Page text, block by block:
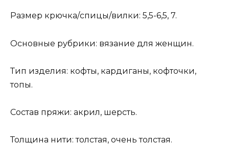
Размер крючка/спицы/вилки: 5,5-6,5, 7.
Основные рубрики: вязание для женщин.
Тип изделия: кофты, кардиганы, кофточки,
топы.
Состав пряжи: акрил, шерсть.
Толщина нити: толстая, очень толстая.